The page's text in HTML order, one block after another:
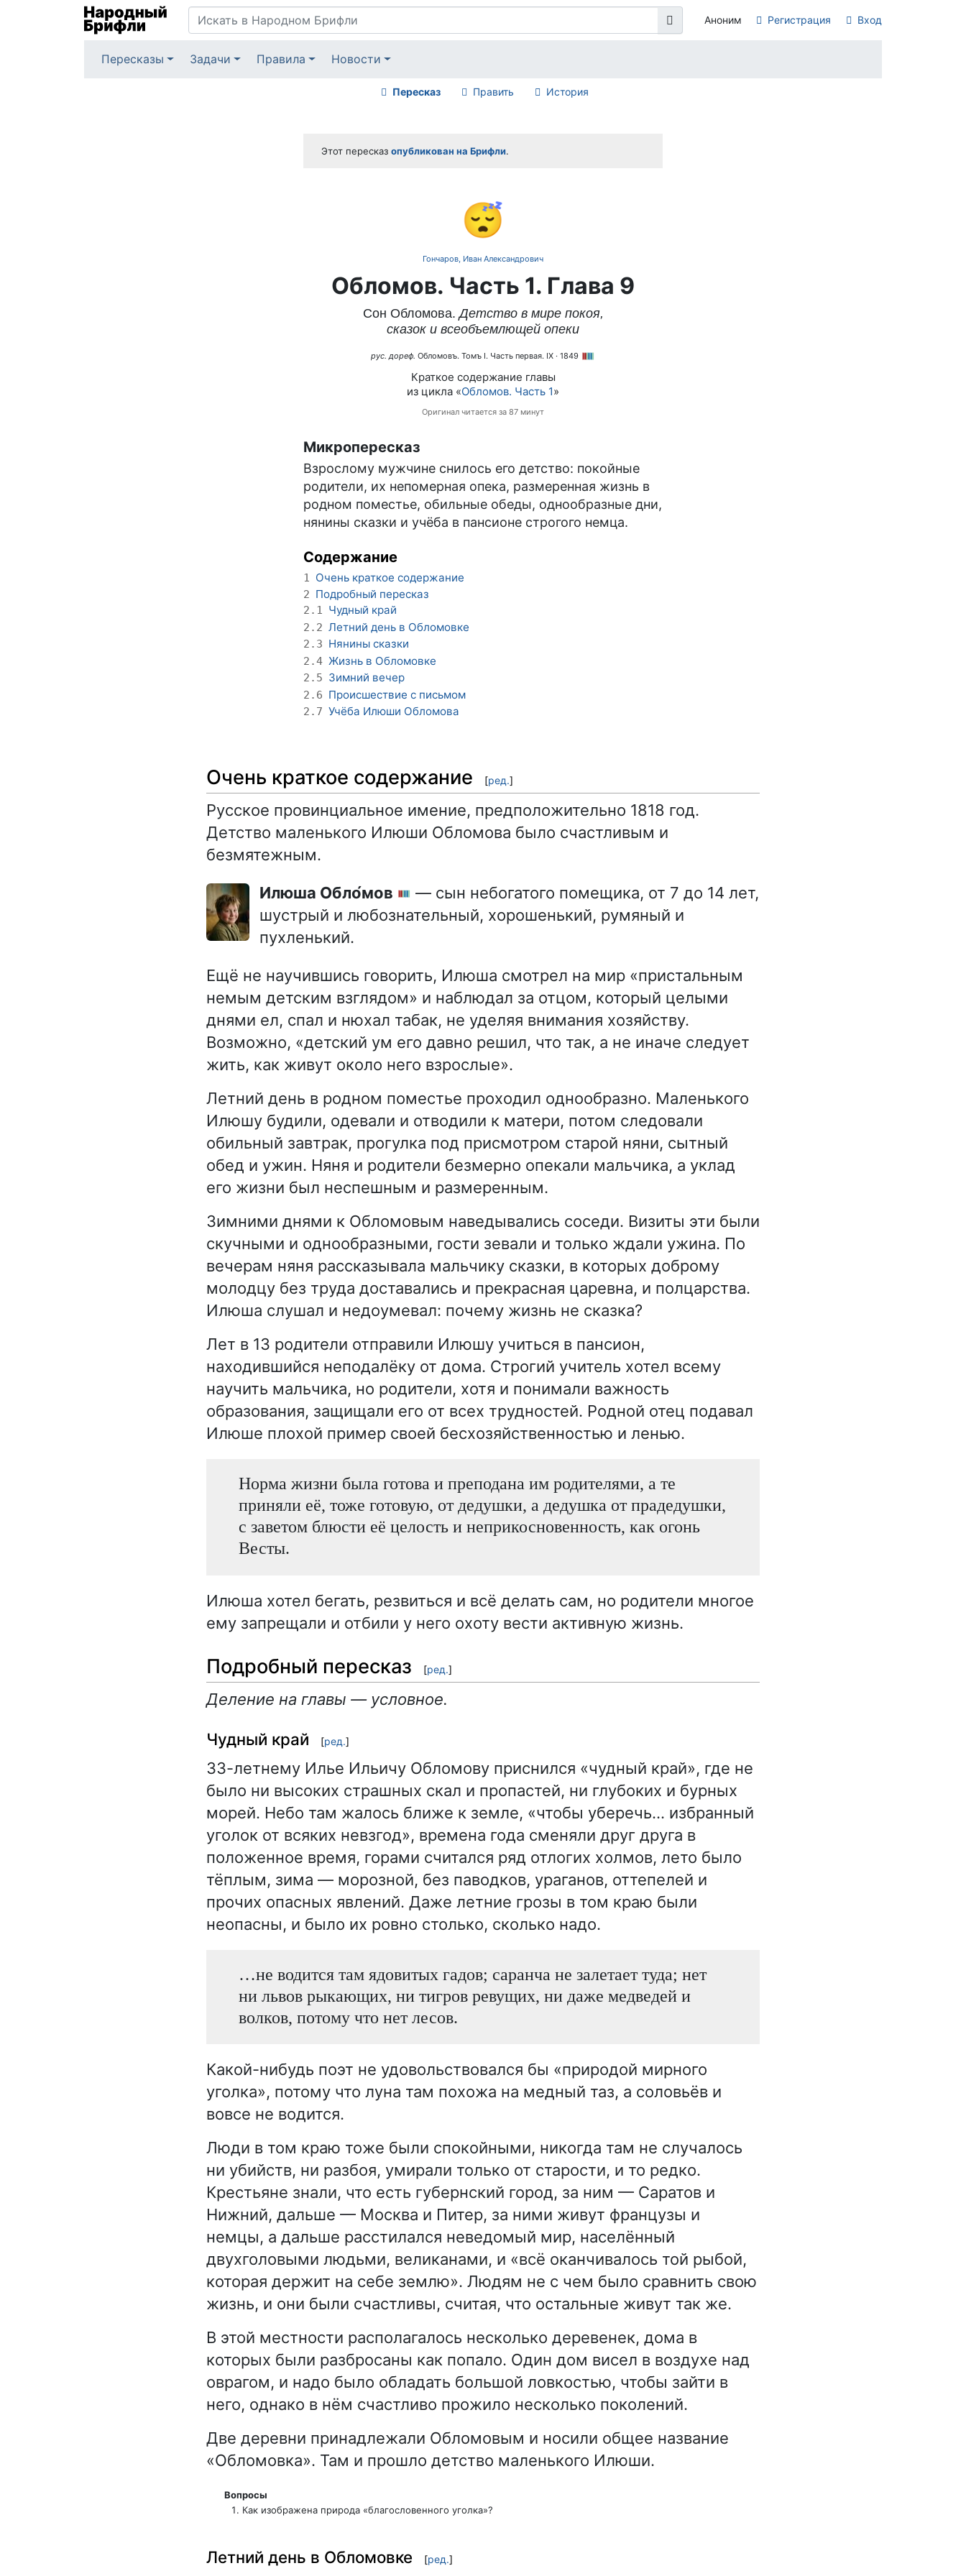
Аноним Регистрация Вход
Пересказы Задачи Правила Новости
Пересказ Править История
Этот пересказ опубликован на Брифли.
😴
Гончаров, Иван Александрович
Обломов. Часть 1. Глава 9
Сон Обломова.Детство в мире покоя,
сказок и всеобъемлющей опеки
рус. дореф. Обломовъ. Томъ I. Часть первая. IX · 1849
Краткое содержание главы
из цикла «Обломов. Часть 1»
Оригинал читается за 87 минут
Микропересказ
Взрослому мужчине снилось его детство: покойные
родители, их непомерная опека, размеренная жизнь в
родном поместье, обильные обеды, однообразные дни,
нянины сказки и учёба в пансионе строгого немца.
Содержание
1 Очень краткое содержание
2 Подробный пересказ
2.1 Чудный край
2.2 Летний день в Обломовке
2.3 Нянины сказки
2.4 Жизнь в Обломовке
2.5 Зимний вечер
2.6 Происшествие с письмом
2.7 Учёба Илюши Обломова
Очень краткое содержание [ред.]
Русское провинциальное имение, предположительно 1818 год.
Детство маленького Илюши Обломова было счастливым и
безмятежным.
Илюша Обло́мов
— сын небогатого помещика, от 7 до 14 лет,
шустрый и любознательный, хорошенький, румяный и
пухленький.
Ещё не научившись говорить, Илюша смотрел на мир «пристальным
немым детским взглядом» и наблюдал за отцом, который целыми
днями ел, спал и нюхал табак, не уделяя внимания хозяйству.
Возможно, «детский ум его давно решил, что так, а не иначе следует
жить, как живут около него взрослые».
Летний день в родном поместье проходил однообразно. Маленького
Илюшу будили, одевали и отводили к матери, потом следовали
обильный завтрак, прогулка под присмотром старой няни, сытный
обед и ужин. Няня и родители безмерно опекали мальчика, а уклад
его жизни был неспешным и размеренным.
Зимними днями к Обломовым наведывались соседи. Визиты эти были
скучными и однообразными, гости зевали и только ждали ужина. По
вечерам няня рассказывала мальчику сказки, в которых доброму
молодцу без труда доставались и прекрасная царевна, и полцарства.
Илюша слушал и недоумевал: почему жизнь не сказка?
Лет в 13 родители отправили Илюшу учиться в пансион,
находившийся неподалёку от дома. Строгий учитель хотел всему
научить мальчика, но родители, хотя и понимали важность
образования, защищали его от всех трудностей. Родной отец подавал
Илюше плохой пример своей бесхозяйственностью и ленью.
Норма жизни была готова и преподана им родителями, а те
приняли её, тоже готовую, от дедушки, а дедушка от прадедушки,
с заветом блюсти её целость и неприкосновенность, как огонь
Весты.
Илюша хотел бегать, резвиться и всё делать сам, но родители многое
ему запрещали и отбили у него охоту вести активную жизнь.
Подробный пересказ [ред.]
Деление на главы — условное.
Чудный край [ред.]
33-летнему Илье Ильичу Обломову приснился «чудный край», где не
было ни высоких страшных скал и пропастей, ни глубоких и бурных
морей. Небо там жалось ближе к земле, «чтобы уберечь… избранный
уголок от всяких невзгод», времена года сменяли друг друга в
положенное время, горами считался ряд отлогих холмов, лето было
тёплым, зима — морозной, без паводков, ураганов, оттепелей и
прочих опасных явлений. Даже летние грозы в том краю были
неопасны, и было их ровно столько, сколько надо.
…не водится там ядовитых гадов; саранча не залетает туда; нет
ни львов рыкающих, ни тигров ревущих, ни даже медведей и
волков, потому что нет лесов.
Какой-нибудь поэт не удовольствовался бы «природой мирного
уголка», потому что луна там похожа на медный таз, а соловьёв и
вовсе не водится.
Люди в том краю тоже были спокойными, никогда там не случалось
ни убийств, ни разбоя, умирали только от старости, и то редко.
Крестьяне знали, что есть губернский город, за ним — Саратов и
Нижний, дальше — Москва и Питер, за ними живут французы и
немцы, а дальше расстилался неведомый мир, населённый
двухголовыми людьми, великанами, и «всё оканчивалось той рыбой,
которая держит на себе землю». Людям не с чем было сравнить свою
жизнь, и они были счастливы, считая, что остальные живут так же.
В этой местности располагалось несколько деревенек, дома в
которых были разбросаны как попало. Один дом висел в воздухе над
оврагом, и надо было обладать большой ловкостью, чтобы зайти в
него, однако в нём счастливо прожило несколько поколений.
Две деревни принадлежали Обломовым и носили общее название
«Обломовка». Там и прошло детство маленького Илюши.
Вопросы
Как изображена природа «благословенного уголка»?
Летний день в Обломовке [ред.]